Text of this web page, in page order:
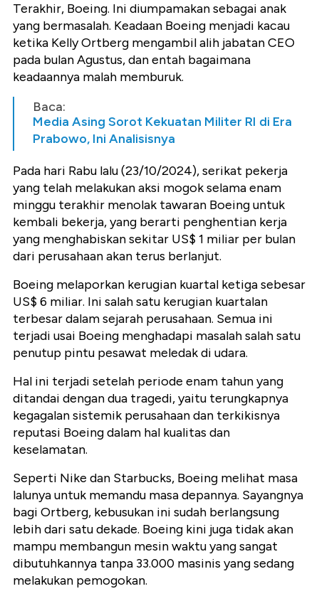
Terakhir, Boeing. Ini diumpamakan sebagai anak
yang bermasalah. Keadaan Boeing menjadi kacau
ketika Kelly Ortberg mengambil alih jabatan CEO
pada bulan Agustus, dan entah bagaimana
keadaannya malah memburuk.
Baca:
Media Asing Sorot Kekuatan Militer RI di Era
Prabowo, Ini Analisisnya
Pada hari Rabu lalu (23/10/2024), serikat pekerja
yang telah melakukan aksi mogok selama enam
minggu terakhir menolak tawaran Boeing untuk
kembali bekerja, yang berarti penghentian kerja
yang menghabiskan sekitar US$ 1 miliar per bulan
dari perusahaan akan terus berlanjut.
Boeing melaporkan kerugian kuartal ketiga sebesar
US$ 6 miliar. Ini salah satu kerugian kuartalan
terbesar dalam sejarah perusahaan. Semua ini
terjadi usai Boeing menghadapi masalah salah satu
penutup pintu pesawat meledak di udara.
Hal ini terjadi setelah periode enam tahun yang
ditandai dengan dua tragedi, yaitu terungkapnya
kegagalan sistemik perusahaan dan terkikisnya
reputasi Boeing dalam hal kualitas dan
keselamatan.
Seperti Nike dan Starbucks, Boeing melihat masa
lalunya untuk memandu masa depannya. Sayangnya
bagi Ortberg, kebusukan ini sudah berlangsung
lebih dari satu dekade. Boeing kini juga tidak akan
mampu membangun mesin waktu yang sangat
dibutuhkannya tanpa 33.000 masinis yang sedang
melakukan pemogokan.